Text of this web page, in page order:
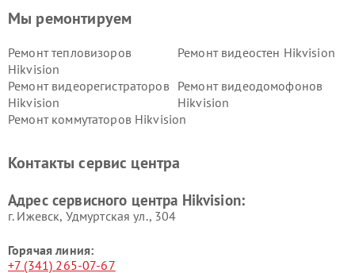
Мы ремонтируем
Ремонт тепловизоров
Hikvision
Ремонт видеостен Hikvision
Ремонт видеорегистраторов
Hikvision
Ремонт видеодомофонов
Hikvision
Ремонт коммутаторов Hikvision
Контакты сервис центра
Адрес сервисного центра Hikvision:
г. Ижевск, Удмуртская ул., 304
Горячая линия:
+7 (341) 265-07-67